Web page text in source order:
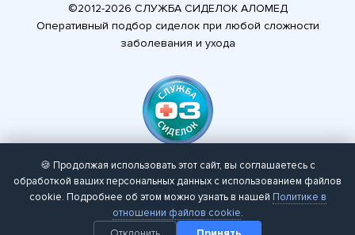
©2012-2026 СЛУЖБА СИДЕЛОК АЛОМЕД
Оперативный подбор сиделок при любой сложности
заболевания и ухода
+7 (812) 605-75-33
info@alomed.ru
🍪 Продолжая использовать этот сайт, вы соглашаетесь с
обработкой ваших персональных данных с использованием файлов
cookie. Подробнее об этом можно узнать в нашей Политике в
отношении файлов cookie.